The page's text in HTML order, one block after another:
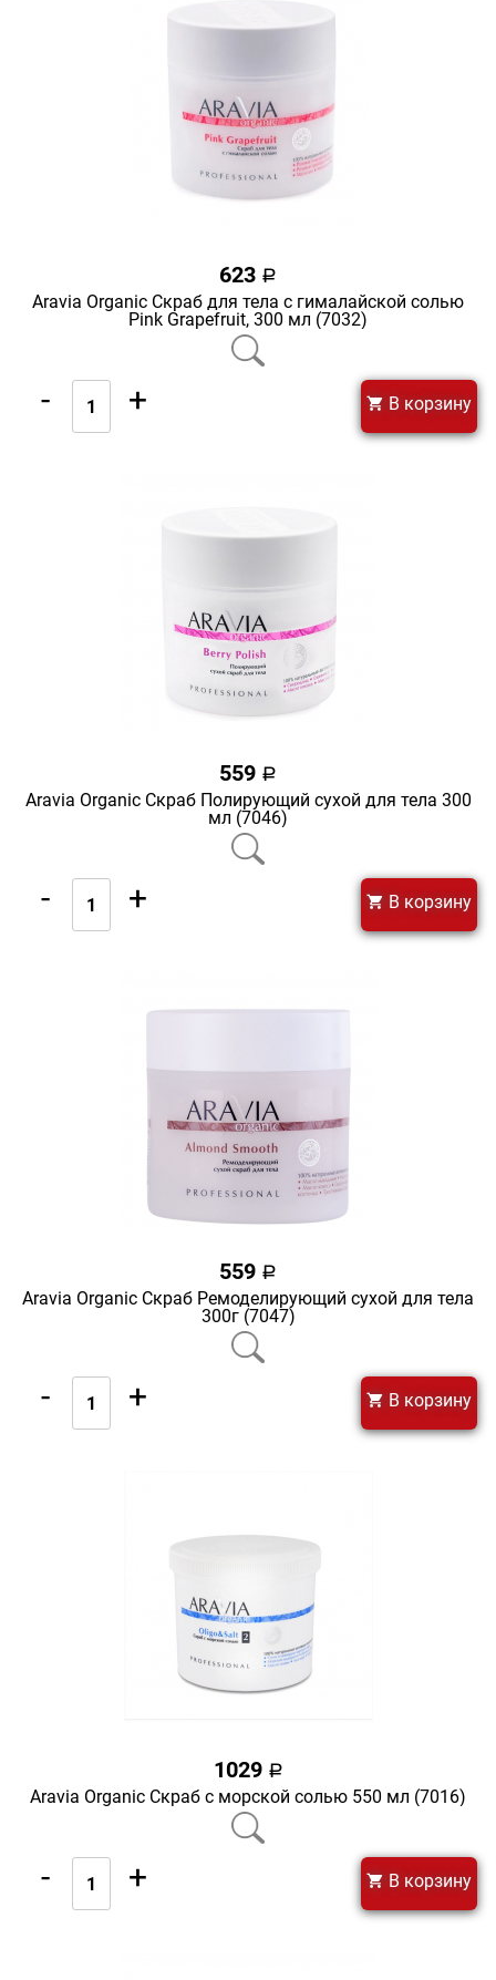
623 a
Aravia Organic Скраб для тела с гималайской солью
Pink Grapefruit, 300 мл (7032)
- + В корзину
559 a
Aravia Organic Скраб Полирующий сухой для тела 300
мл (7046)
- + В корзину
559 a
Aravia Organic Скраб Ремоделирующий сухой для тела
300г (7047)
- + В корзину
1029 a
Aravia Organic Скраб с морской солью 550 мл (7016)
- + В корзину